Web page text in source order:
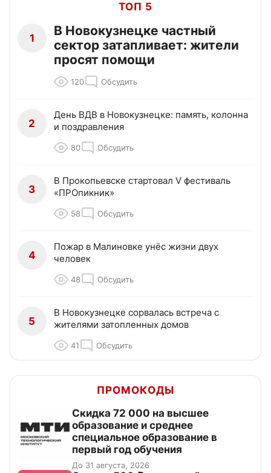
ТОП 5
1
В Новокузнецке частный
сектор затапливает: жители
просят помощи
120 Обсудить
2
День ВДВ в Новокузнецке: память, колонна
и поздравления
80 Обсудить
3
В Прокопьевске стартовал V фестиваль
«ПРОпикник»
58 Обсудить
4
Пожар в Малиновке унёс жизни двух
человек
48 Обсудить
5
В Новокузнецке сорвалась встреча с
жителями затопленных домов
41 Обсудить
ПРОМОКОДЫ
Скидка 72 000 на высшее
образование и среднее
специальное образование в
первый год обучения
До 31 августа, 2026